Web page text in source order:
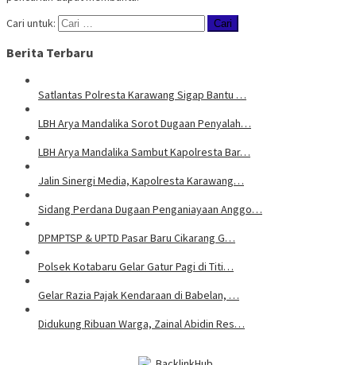
Cari untuk:
Berita Terbaru
Satlantas Polresta Karawang Sigap Bantu …
LBH Arya Mandalika Sorot Dugaan Penyalah…
LBH Arya Mandalika Sambut Kapolresta Bar…
Jalin Sinergi Media, Kapolresta Karawang…
Sidang Perdana Dugaan Penganiayaan Anggo…
DPMPTSP & UPTD Pasar Baru Cikarang G…
Polsek Kotabaru Gelar Gatur Pagi di Titi…
Gelar Razia Pajak Kendaraan di Babelan, …
Didukung Ribuan Warga, Zainal Abidin Res…